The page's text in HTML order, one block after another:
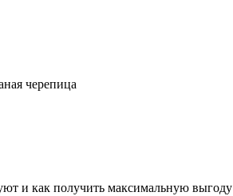
черепица
и как получить максимальную выгоду